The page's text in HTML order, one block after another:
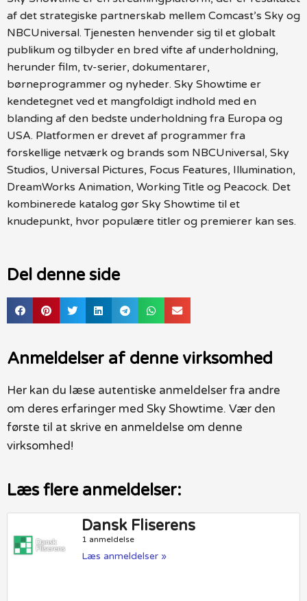
af det strategiske partnerskab mellem Comcast’s Sky og
NBCUniversal. Tjenesten henvender sig til et globalt
publikum og tilbyder en bred vifte af underholdning,
herunder film, tv-serier, dokumentarer,
børneprogrammer og nyheder. Sky Showtime er
kendetegnet ved et mangfoldigt indhold med en
blanding af den bedste underholdning fra Europa og
USA. Platformen er drevet af programmer fra
forskellige netværk og brands som NBCUniversal, Sky
Studios, Universal Pictures, Focus Features, Illumination,
DreamWorks Animation, Working Title og Peacock. Det
kombinerede katalog gør Sky Showtime til et
knudepunkt, hvor populære titler og premierer kan ses.
Del denne side
Anmeldelser af denne virksomhed
Her kan du læse autentiske anmeldelser fra andre
om deres erfaringer med Sky Showtime. Vær den
første til at skrive en anmeldelse om denne
virksomhed!
Læs flere anmeldelser:
Dansk Fliserens
1 anmeldelse
Læs anmeldelser »